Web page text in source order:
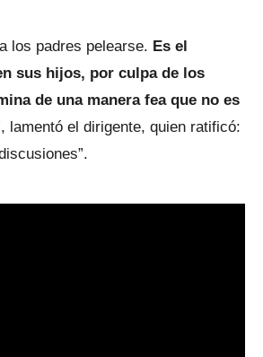
los padres pelearse. Es el
sus hijos, por culpa de los
de una manera fea que no es
lamentó el dirigente, quien ratificó: